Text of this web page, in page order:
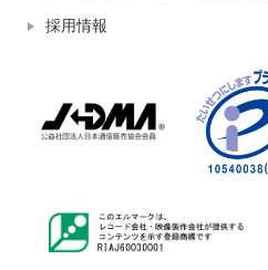
採用情報